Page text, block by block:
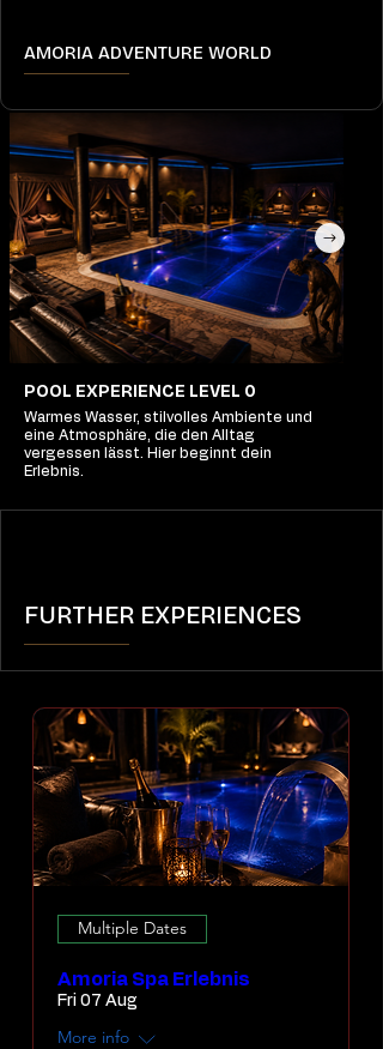
AMORIA ADVENTURE WORLD
POOL EXPERIENCE LEVEL 0
Warmes Wasser, stilvolles Ambiente und
eine Atmosphäre, die den Alltag
vergessen lässt. Hier beginnt dein
Erlebnis.
FURTHER EXPERIENCES
Multiple Dates
Amoria Spa Erlebnis
Fri 07 Aug
More info